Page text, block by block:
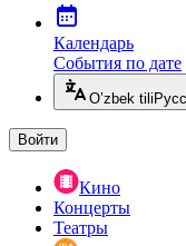
Календарь
События по дате
O’zbek tili
Войти
Кино
Концерты
Театры